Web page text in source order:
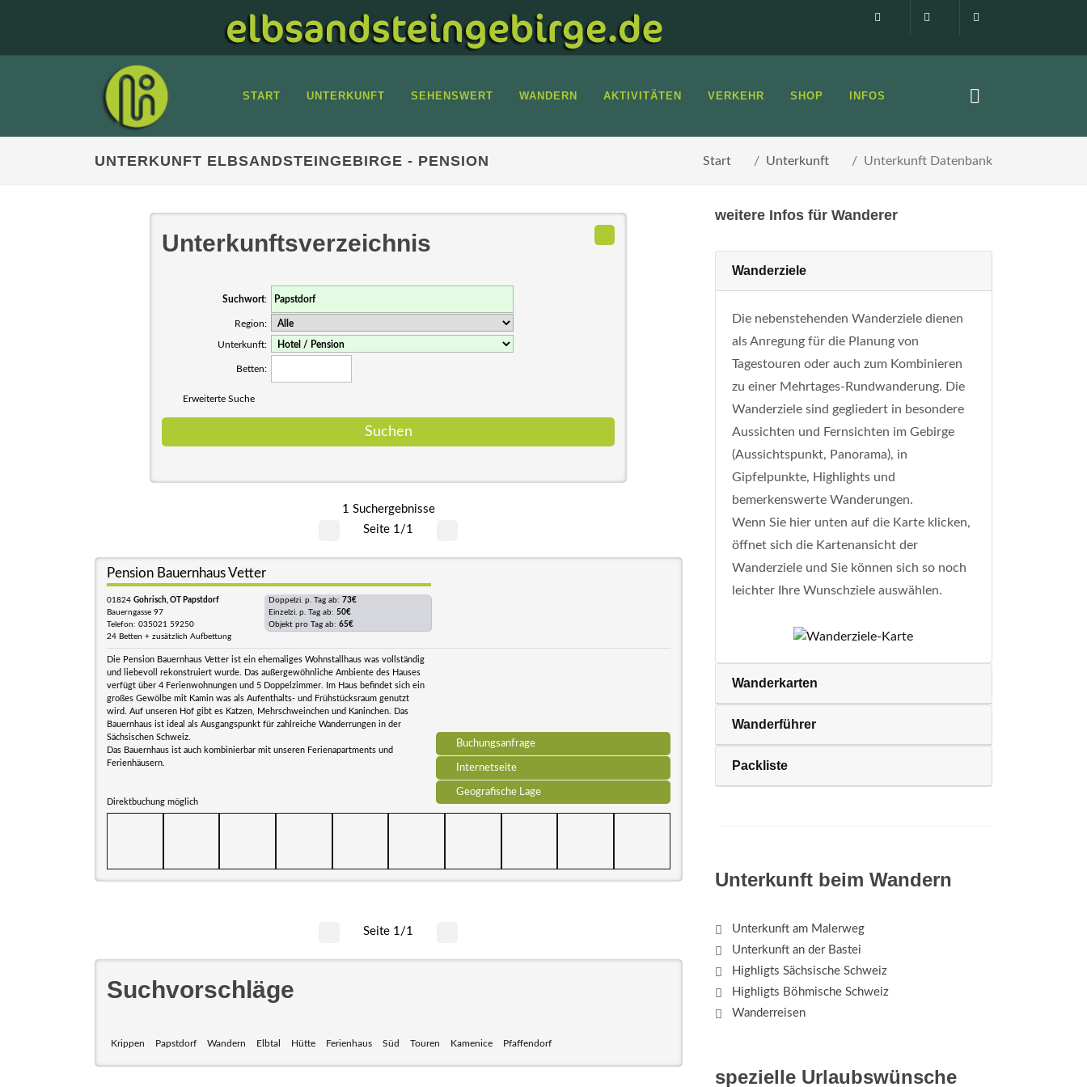
Impressum0160 99873408
START UNTERKUNFT SEHENSWERT WANDERN AKTIVITÄTEN VERKEHR SHOP INFOS
UNTERKUNFT ELBSANDSTEINGEBIRGE - PENSION Start Unterkunft Unterkunft Datenbank
Unterkunftsverzeichnis
Suchwort:
Region:
Unterkunft:
Betten:
Erweiterte Suche
1 Suchergebnisse
Seite 1/1
Buchungsanfrage
Internetseite
Geografische Lage
Pension Bauernhaus Vetter
01824 Gohrisch, OT Papstdorf
Bauerngasse 97
Telefon: 035021 59250
24 Betten + zusätzlich Aufbettung
Doppelzi. p. Tag ab: 73€
Einzelzi. p. Tag ab: 50€
Objekt pro Tag ab: 65€
Die Pension Bauernhaus Vetter ist ein ehemaliges Wohnstallhaus was vollständig
und liebevoll rekonstruiert wurde. Das außergewöhnliche Ambiente des Hauses
verfügt über 4 Ferienwohnungen und 5 Doppelzimmer. Im Haus befindet sich ein
großes Gewölbe mit Kamin was als Aufenthalts- und Frühstücksraum genutzt
wird. Auf unseren Hof gibt es Katzen, Mehrschweinchen und Kaninchen. Das
Bauernhaus ist ideal als Ausgangspunkt für zahlreiche Wanderrungen in der
Sächsischen Schweiz.
Das Bauernhaus ist auch kombinierbar mit unseren Ferienapartments und
Ferienhäusern.
Direktbuchung möglich
Seite 1/1
Suchvorschläge
Krippen Papstdorf Wandern Elbtal Hütte Ferienhaus Süd Touren Kamenice Pfaffendorf
weitere Infos für Wanderer
Wanderziele
Die nebenstehenden Wanderziele dienen
als Anregung für die Planung von
Tagestouren oder auch zum Kombinieren
zu einer Mehrtages-Rundwanderung. Die
Wanderziele sind gegliedert in besondere
Aussichten und Fernsichten im Gebirge
(Aussichtspunkt, Panorama), in
Gipfelpunkte, Highlights und
bemerkenswerte Wanderungen.
Wenn Sie hier unten auf die Karte klicken,
öffnet sich die Kartenansicht der
Wanderziele und Sie können sich so noch
leichter Ihre Wunschziele auswählen.
Wanderkarten
Wanderführer
Packliste
Unterkunft beim Wandern
Unterkunft am Malerweg
Unterkunft an der Bastei
Highligts Sächsische Schweiz
Highligts Böhmische Schweiz
Wanderreisen
spezielle Urlaubswünsche